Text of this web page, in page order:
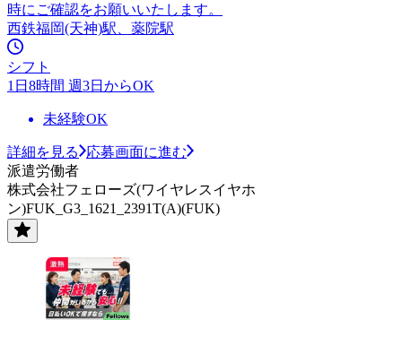
時にご確認をお願いいたします。
西鉄福岡(天神)駅、薬院駅
シフト
1日8時間 週3日からOK
未経験OK
詳細を見る
応募画面に進む
派遣労働者
株式会社フェローズ(ワイヤレスイヤホ
ン)FUK_G3_1621_2391T(A)(FUK)